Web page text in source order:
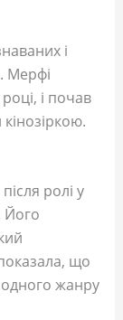
і
Мерфі
і почав
ролі у
Його
що
жанру